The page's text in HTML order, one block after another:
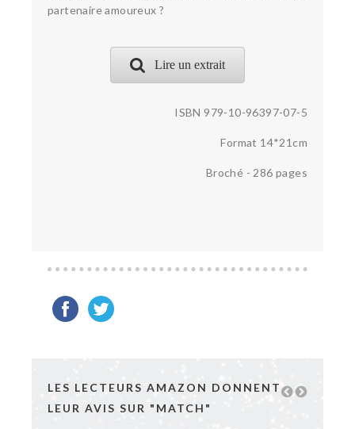
partenaire amoureux ?
Lire un extrait
ISBN 979-10-96397-07-5
Format 14*21cm
Broché - 286 pages
LES LECTEURS AMAZON DONNENT
LEUR AVIS SUR "MATCH"